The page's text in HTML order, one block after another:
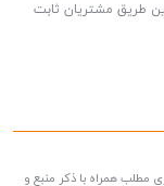
طریق مشتریان ثابت
همراه با ذکر منبع و